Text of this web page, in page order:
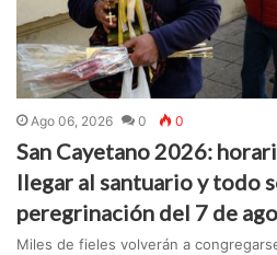
Ago 06, 2026 0 0
San Cayetano 2026:
llegar al santuario y todo
peregrinación del 7 de
Miles de fieles volverán a